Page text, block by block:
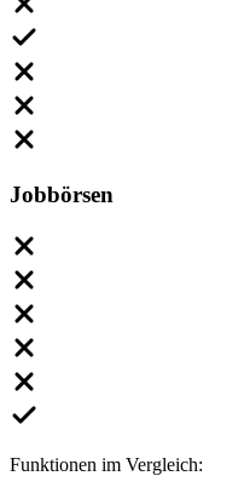
Jobbörsen
Funktionen im Vergleich: